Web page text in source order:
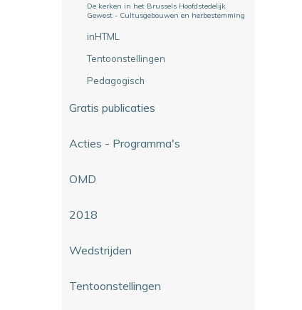
De kerken in het Brussels Hoofdstedelijk
Gewest - Cultusgebouwen en herbestemming
inHTML
Tentoonstellingen
Pedagogisch
Gratis publicaties
Acties - Programma's
OMD
2018
Wedstrijden
Tentoonstellingen